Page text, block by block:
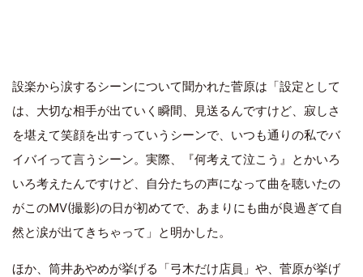
設楽から涙するシーンについて聞かれた菅原は「設定として
は、大切な相手が出ていく瞬間、見送るんですけど、寂しさ
を堪えて笑顔を出すっていうシーンで、いつも通りの私でバ
イバイって言うシーン。実際、『何考えて泣こう』とかいろ
いろ考えたんですけど、自分たちの声になって曲を聴いたの
がこのMV(撮影)の日が初めてで、あまりにも曲が良過ぎて自
然と涙が出てきちゃって」と明かした。
ほか、筒井あやめが挙げる「弓木だけ店員」や、菅原が挙げ